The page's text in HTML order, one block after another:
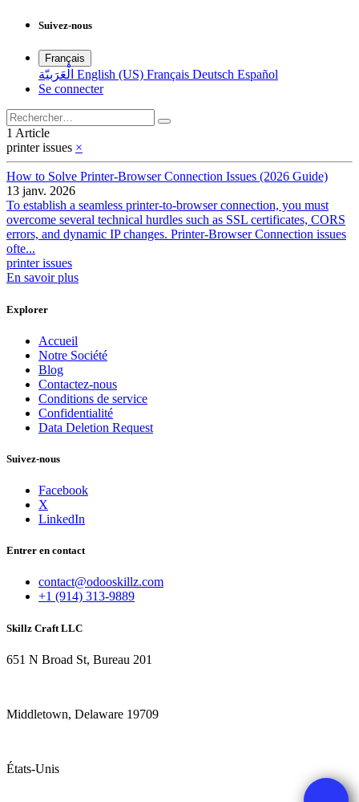
Suivez-nous
Français
الْعَرَبيّة English (US) Français Deutsch Español
Se connecter
1 Article
printer issues ×
How to Solve Printer-Browser Connection Issues (2026 Guide)
13 janv. 2026
To establish a seamless printer-to-browser connection, you must
overcome several technical hurdles such as SSL certificates, CORS
errors, and dynamic IP changes. Printer-Browser Connection issues
ofte...
printer issues
En savoir plus
Explorer
Accueil
Notre Société
Blog
Contactez-nous
Conditions de service
Confidentialité
Data Deletion Request
Suivez-nous
Facebook
X
LinkedIn
Entrer en contact
contact@odooskillz.com
+1 (914) 313-9889
Skillz Craft LLC
651 N Broad St, Bureau 201
Middletown, Delaware 19709
États-Unis